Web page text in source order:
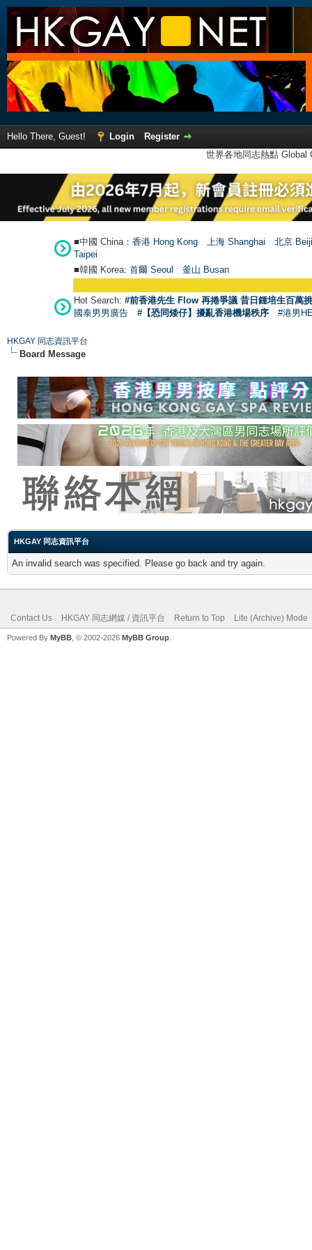
Hello There, Guest! Login
Register
世界各地同志熱點
■中國 China： 香港 Hong Kong 上海 Shanghai
北京
Taipei
■韓國 Korea: 首爾 Seoul 釜山 Busan
Hot Search: #前香港先生 Flow 再捲爭議 昔日鍾培生百萬
國泰男男廣告
#【恐同矮仔】擾亂香港機場秩序 #港男
HKGAY 同志資訊平台
Board Message
HKGAY 同志資訊平台
An invalid search was specified. Please go back and try again.
Contact Us HKGAY 同志網媒 / 資訊平台 Return to Top Lite (Archive) Mode
Powered By MyBB , © 2002-2026 MyBB Group